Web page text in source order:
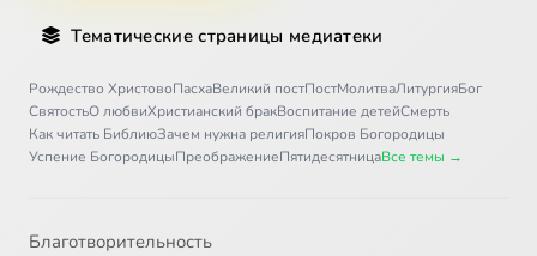
Тематические страницы медиатеки
Рождество ХристовоПасхаВеликий постПостМолитваЛитургияБог
СвятостьО любвиХристианский бракВоспитание детейСмерть
Как читать БиблиюЗачем нужна религияПокров Богородицы
Успение БогородицыПреображениеПятидесятницаВсе темы →
Благотворительность